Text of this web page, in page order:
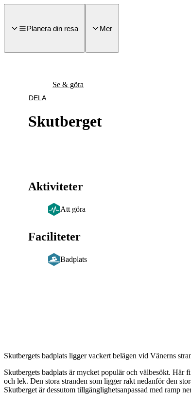
till
Planera din resa
Mer
Skutberget
Se & göra
DELA
Aktiviteter
Att göra
Faciliteter
Badplats
Skutbergets badplats ligger vackert belägen vid Vänerns
Skutbergets badplats är mycket populär och välbesökt. Här
och lek. Den stora stranden som ligger rakt nedanför den
Skutberget är dessutom tillgänglighetsanpassad med ramp